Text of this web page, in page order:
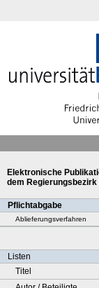
Elektronische
dem Regierungsbezirk
Pflichtabgabe
Ablieferungsverfahren
Listen
Titel